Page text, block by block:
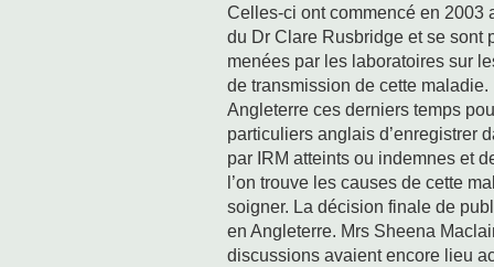
Celles-ci ont commencé en 2003
du Dr Clare Rusbridge et se sont
menées par les laboratoires sur
de transmission de cette
Angleterre ces derniers temps
particuliers anglais d’enregistrer
par IRM atteints ou indemnes et
l’on trouve les causes de cette
soigner. La décision finale de
en Angleterre. Mrs Sheena
discussions avaient encore lieu